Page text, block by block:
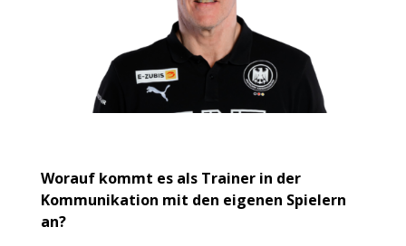
Worauf kommt es als Trainer in der
Kommunikation mit den eigenen Spielern
an?